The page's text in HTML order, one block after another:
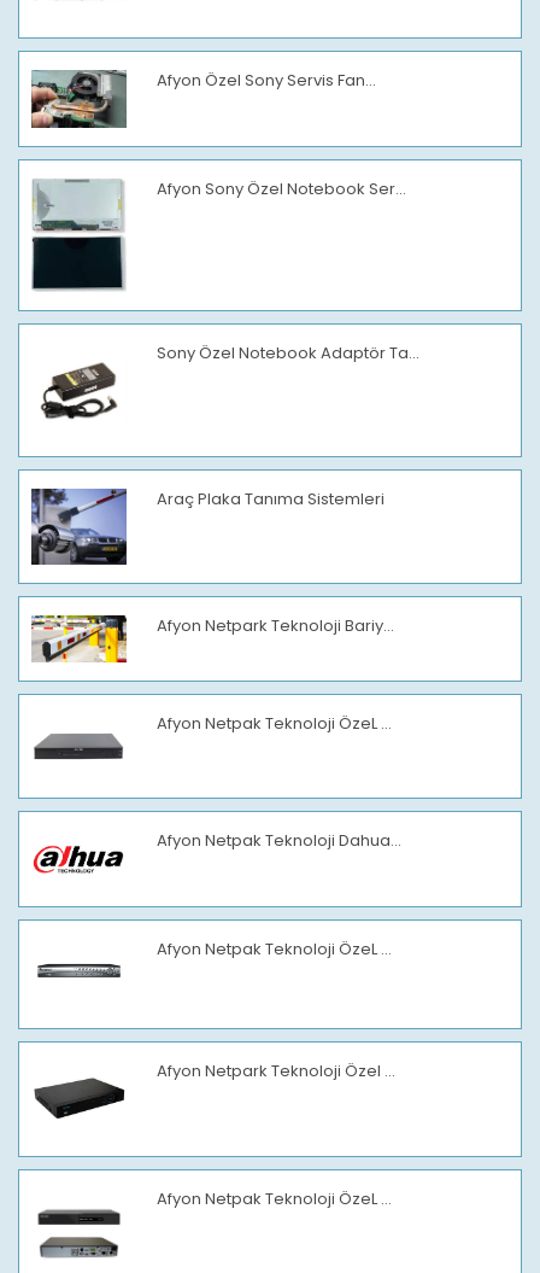
Afyon Özel Sony Servis Fan...
Afyon Sony Özel Notebook Ser...
Sony Özel Notebook Adaptör Ta...
Araç Plaka Tanıma Sistemleri
Afyon Netpark Teknoloji Bariy...
Afyon Netpak Teknoloji ÖzeL ...
Afyon Netpak Teknoloji Dahua...
Afyon Netpak Teknoloji ÖzeL ...
Afyon Netpark Teknoloji Özel ...
Afyon Netpak Teknoloji ÖzeL ...